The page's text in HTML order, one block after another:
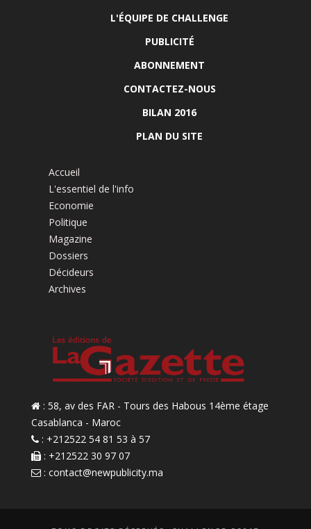
L'ÉQUIPE DE CHALLENGE
PUBLICITÉ
ABONNEMENT
CONTACTEZ-NOUS
BILAN 2016
PLAN DU SITE
Accueil
L'essentiel de l'info
Economie
Politique
Magazine
Dossiers
Décideurs
Archives
: 58, av des FAR - Tours des Habous 14ème étage
Casablanca - Maroc
: +212522 54 81 53 à 57
: +212522 30 97 07
: contact@newpublicity.ma